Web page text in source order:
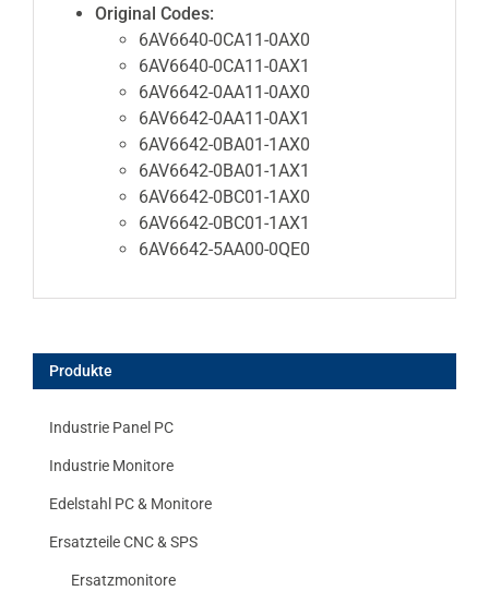
Original Codes:
6AV6640-0CA11-0AX0
6AV6640-0CA11-0AX1
6AV6642-0AA11-0AX0
6AV6642-0AA11-0AX1
6AV6642-0BA01-1AX0
6AV6642-0BA01-1AX1
6AV6642-0BC01-1AX0
6AV6642-0BC01-1AX1
6AV6642-5AA00-0QE0
Produkte
Industrie Panel PC
Industrie Monitore
Edelstahl PC & Monitore
Ersatzteile CNC & SPS
Ersatzmonitore